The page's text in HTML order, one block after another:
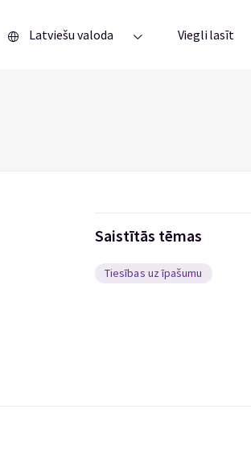
Latviešu valoda Viegli lasīt
Saistītās tēmas
Tiesības uz īpašumu